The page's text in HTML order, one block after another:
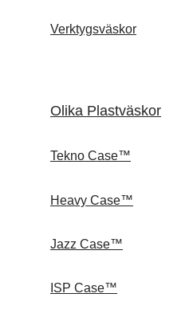
Verktygsväskor
Olika Plastväskor
Tekno Case™
Heavy Case™
Jazz Case™
ISP Case™